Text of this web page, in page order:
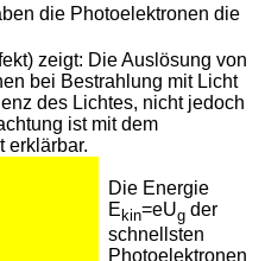
die Photoelektronen die
zeigt: Die Auslösung von
bei Bestrahlung mit Licht
des Lichtes, nicht jedoch
ist mit dem
erklärbar.
Die Energie
E kin=eUg der
schnellsten
Photoelektronen